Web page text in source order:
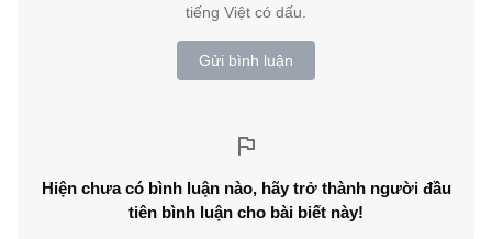
tiếng Việt có dấu.
Gửi bình luận
Hiện chưa có bình luận nào, hãy trở thành người đầu
tiên bình luận cho bài biết này!